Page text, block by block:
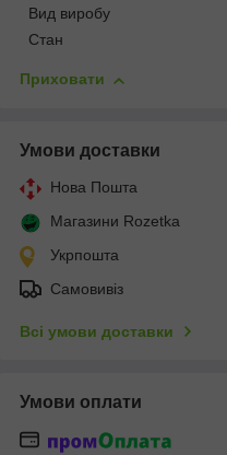
Вид виробу
Стан
Приховати
Умови доставки
Нова Пошта
Магазини Rozetka
Укрпошта
Самовивіз
Всі умови доставки
Умови оплати